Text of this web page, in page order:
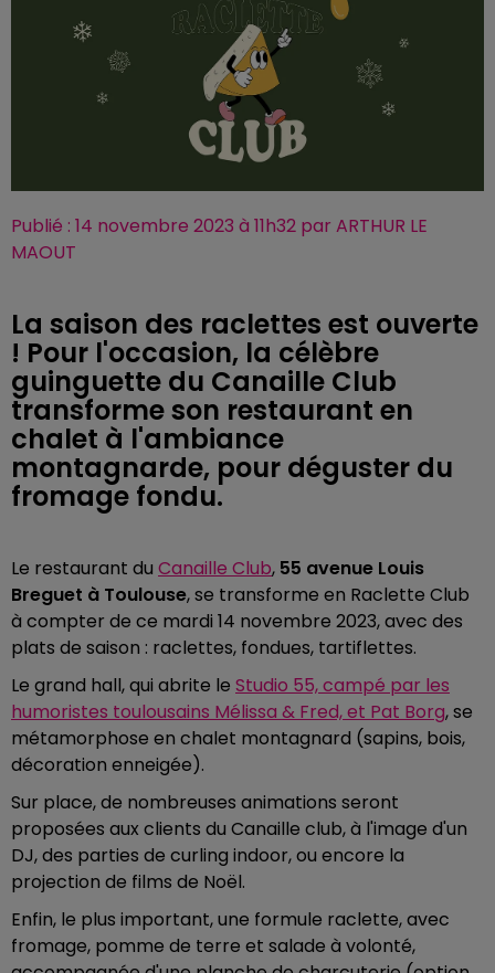
Publié : 14 novembre 2023 à 11h32 par ARTHUR LE
MAOUT
La saison des raclettes est ouverte
! Pour l'occasion, la célèbre
guinguette du Canaille Club
transforme son restaurant en
chalet à l'ambiance
montagnarde, pour déguster du
fromage fondu.
Le restaurant du Canaille Club, 55 avenue Louis
Breguet à Toulouse, se transforme en Raclette Club
à compter de ce mardi 14 novembre 2023, avec des
plats de saison : raclettes, fondues, tartiflettes.
Le grand hall, qui abrite le Studio 55, campé par les
humoristes toulousains Mélissa & Fred, et Pat Borg, se
métamorphose en chalet montagnard (sapins, bois,
décoration enneigée).
Sur place, de nombreuses animations seront
proposées aux clients du Canaille club, à l'image d'un
DJ, des parties de curling indoor, ou encore la
projection de films de Noël.
Enfin, le plus important, une formule raclette, avec
fromage, pomme de terre et salade à volonté,